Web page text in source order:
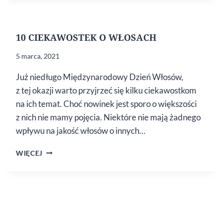
10 CIEKAWOSTEK O WŁOSACH
5 marca, 2021
Już niedługo Międzynarodowy Dzień Włosów,
z tej okazji warto przyjrzeć się kilku ciekawostkom
na ich temat. Choć nowinek jest sporo o większości
z nich nie mamy pojęcia. Niektóre nie mają żadnego
wpływu na jakość włosów o innych…
WIĘCEJ 10